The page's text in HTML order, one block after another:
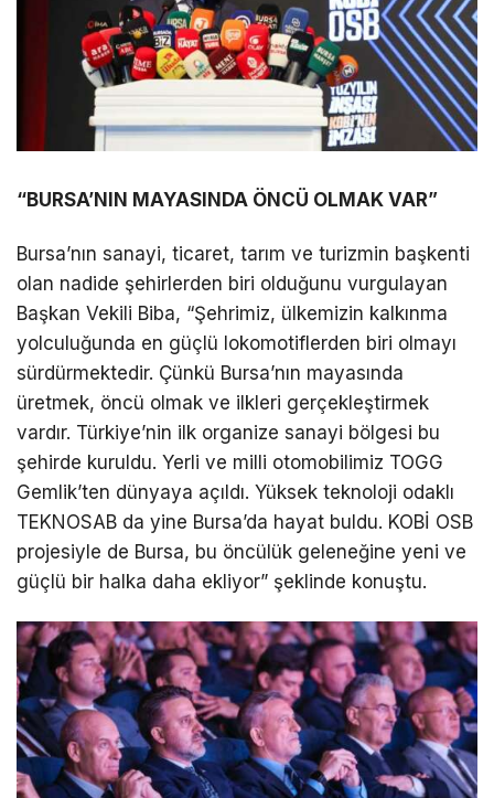
“BURSA’NIN MAYASINDA ÖNCÜ OLMAK VAR”
Bursa’nın sanayi, ticaret, tarım ve turizmin başkenti
olan nadide şehirlerden biri olduğunu vurgulayan
Başkan Vekili Biba, “Şehrimiz, ülkemizin kalkınma
yolculuğunda en güçlü lokomotiflerden biri olmayı
sürdürmektedir. Çünkü Bursa’nın mayasında
üretmek, öncü olmak ve ilkleri gerçekleştirmek
vardır. Türkiye’nin ilk organize sanayi bölgesi bu
şehirde kuruldu. Yerli ve milli otomobilimiz TOGG
Gemlik’ten dünyaya açıldı. Yüksek teknoloji odaklı
TEKNOSAB da yine Bursa’da hayat buldu. KOBİ OSB
projesiyle de Bursa, bu öncülük geleneğine yeni ve
güçlü bir halka daha ekliyor” şeklinde konuştu.